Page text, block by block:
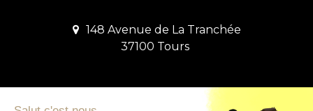
148 Avenue de La Tranchée
37100 Tours